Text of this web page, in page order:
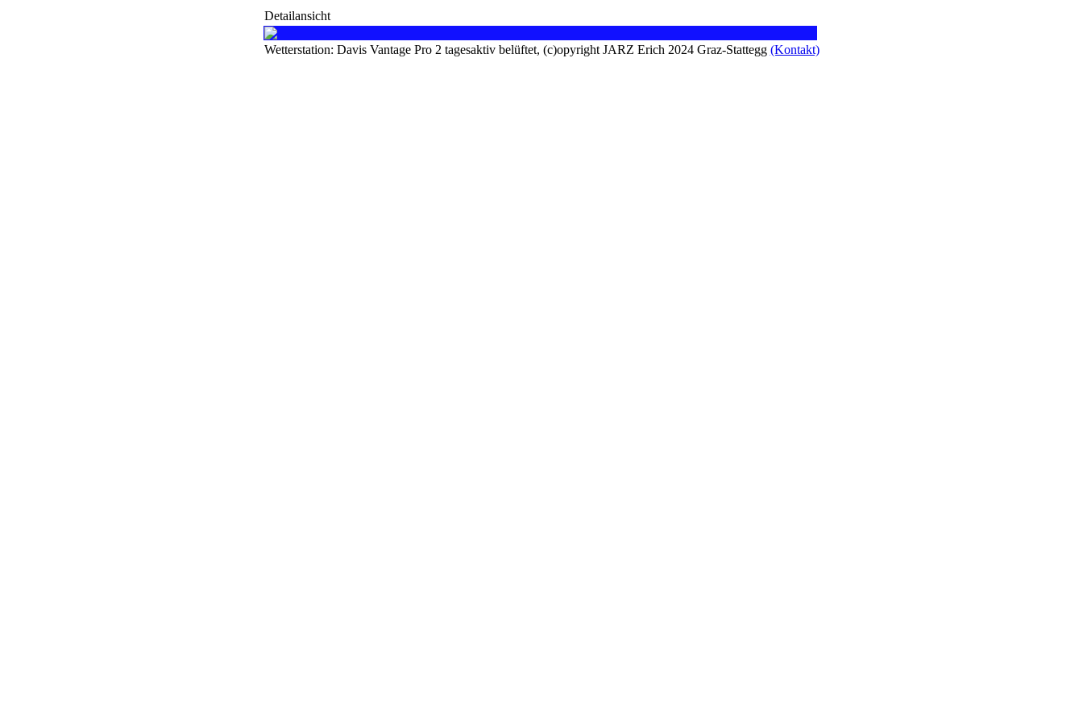
Detailansicht
Wetterstation: Davis Vantage Pro 2 tagesaktiv belüftet, (c)opyright JARZ Erich 2024 Graz-Stattegg (Kontakt)